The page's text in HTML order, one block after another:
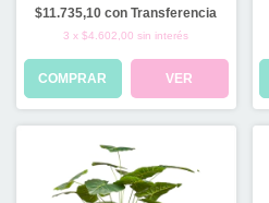
$11.735,10con Transferencia
3 x$4.602,00 sin interés
COMPRAR VER